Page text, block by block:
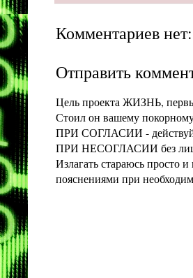
Комментариев нет:
Отправить
Цель проекта ЖИЗНЬ,
Стоил он вашему покорному
ПРИ СОГЛАСИИ -
ПРИ НЕСОГЛАСИИ без
Излагать стараюсь
пояснениями при